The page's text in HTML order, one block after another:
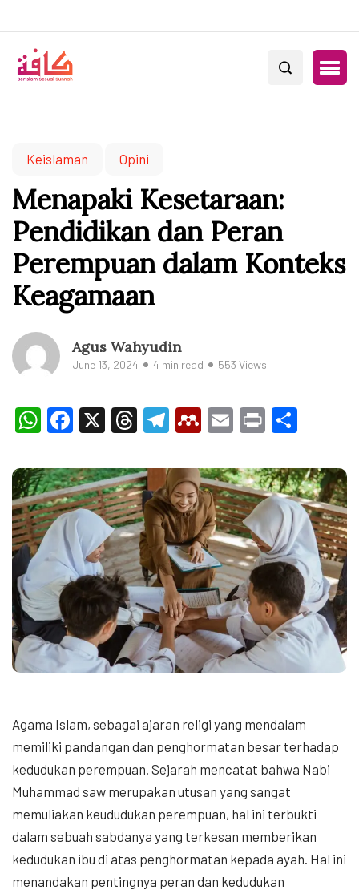
Keislaman Opini
Menapaki Kesetaraan:
Pendidikan dan Peran
Perempuan dalam Konteks
Keagamaan
Agus Wahyudin
June 13, 2024 4 min read 553 Views
WhatsApp
Facebook
X Threads
Telegram
Mendeley
Email
Print
Agama Islam, sebagai ajaran religi yang mendalam
memiliki pandangan dan penghormatan besar terhadap
kedudukan perempuan. Sejarah mencatat bahwa Nabi
Muhammad saw merupakan utusan yang sangat
memuliakan keududukan perempuan, hal ini terbukti
dalam sebuah sabdanya yang terkesan memberikan
kedudukan ibu di atas penghormatan kepada ayah. Hal ini
menandakan pentingnya peran dan kedudukan